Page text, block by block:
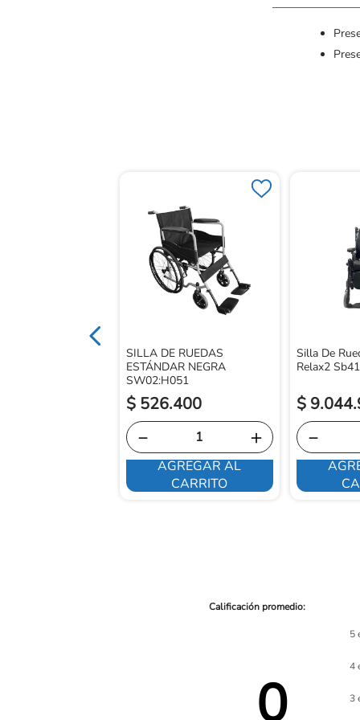
SILLA DE RUEDAS
ESTÁNDAR NEGRA
SW02:H051
$ 526.400
＋
－
AGREGAR AL
CARRITO
Silla De
Relax2 Sb41
$ 9.044.
－
0
5
4
3